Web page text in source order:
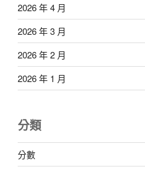
2026 年 4 月
2026 年 3 月
2026 年 2 月
2026 年 1 月
分類
分數